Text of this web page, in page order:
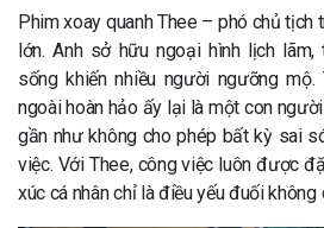
Phim xoay quanh Thee – phó chủ tịch
lớn. Anh sở hữu ngoại hình lịch
sống khiến nhiều người ngưỡng
ngoài hoàn hảo ấy lại là một con
gần như không cho phép bất kỳ sai
việc. Với Thee, công việc luôn được
xúc cá nhân chỉ là điều yếu đuối không